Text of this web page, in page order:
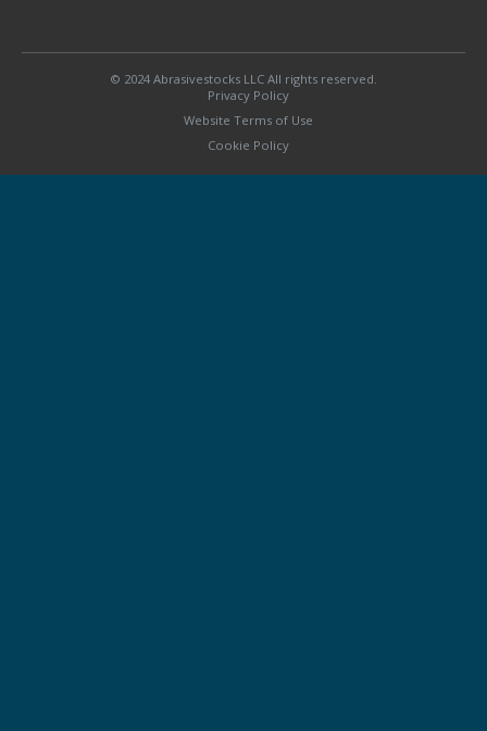
© 2024 Abrasivestocks LLC All rights reserved.
Privacy Policy
Website Terms of Use
Cookie Policy